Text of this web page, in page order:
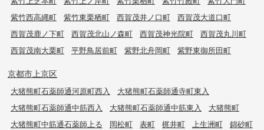
紫竹西高縄町
紫竹東栗栖町 西賀茂井ノ口町
西賀茂大道口町
西賀茂鹿ノ下町
西賀茂北山ノ森町 西賀茂神光院町
西賀茂丸川町
西賀茂南大栗町
平野鳥居前町 紫野北舟岡町 紫野東御所田町
京都市上京区
大猪熊町石薬師通河原町西入
大猪熊町石薬師通寺町東入
大猪熊町石薬師通中筋西入
大猪熊町石薬師通中筋東入
大猪熊町
大猪熊町中筋通石薬師上る
岡松町 表町 梶井町 上生洲町
錦砂町